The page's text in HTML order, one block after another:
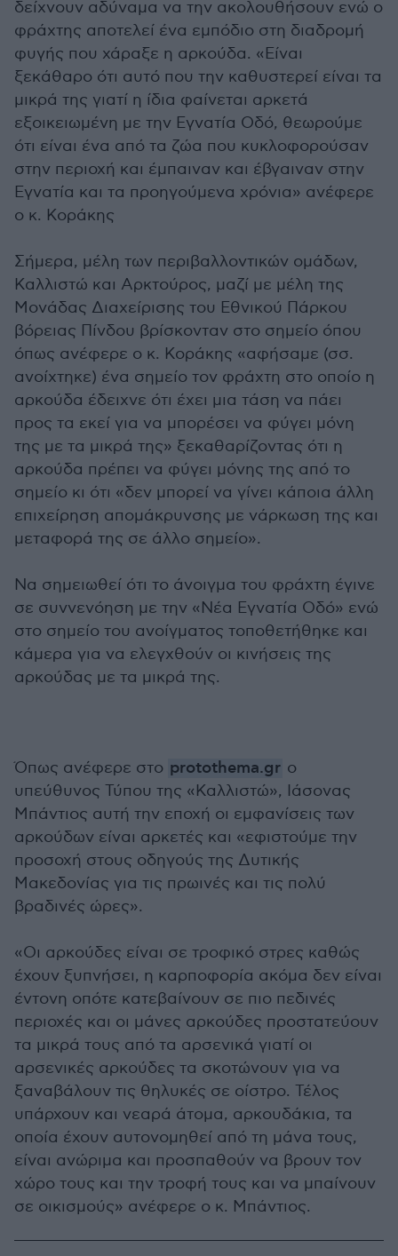
δείχνουν αδύναμα να την ακολουθήσουν ενώ ο
φράχτης αποτελεί ένα εμπόδιο στη διαδρομή
φυγής που χάραξε η αρκούδα. «Είναι
ξεκάθαρο ότι αυτό που την καθυστερεί είναι τα
μικρά της γιατί η ίδια φαίνεται αρκετά
εξοικειωμένη με την Εγνατία Οδό, θεωρούμε
ότι είναι ένα από τα ζώα που κυκλοφορούσαν
στην περιοχή και έμπαιναν και έβγαιναν στην
Εγνατία και τα προηγούμενα χρόνια» ανέφερε
ο κ. Κοράκης
Σήμερα, μέλη των περιβαλλοντικών ομάδων,
Καλλιστώ και Αρκτούρος, μαζί με μέλη της
Μονάδας Διαχείρισης του Εθνικού Πάρκου
βόρειας Πίνδου βρίσκονταν στο σημείο όπου
όπως ανέφερε ο κ. Κοράκης «αφήσαμε (σσ.
ανοίχτηκε) ένα σημείο τον φράχτη στο οποίο η
αρκούδα έδειχνε ότι έχει μια τάση να πάει
προς τα εκεί για να μπορέσει να φύγει μόνη
της με τα μικρά της» ξεκαθαρίζοντας ότι η
αρκούδα πρέπει να φύγει μόνης της από το
σημείο κι ότι «δεν μπορεί να γίνει κάποια άλλη
επιχείρηση απομάκρυνσης με νάρκωση της και
μεταφορά της σε άλλο σημείο».
Να σημειωθεί ότι το άνοιγμα του φράχτη έγινε
σε συννενόηση με την «Νέα Εγνατία Οδό» ενώ
στο σημείο του ανοίγματος τοποθετήθηκε και
κάμερα για να ελεγχθούν οι κινήσεις της
αρκούδας με τα μικρά της.
Όπως ανέφερε στο protothema.gr ο
υπεύθυνος Τύπου της «Καλλιστώ», Ιάσονας
Μπάντιος αυτή την εποχή οι εμφανίσεις των
αρκούδων είναι αρκετές και «εφιστούμε την
προσοχή στους οδηγούς της Δυτικής
Μακεδονίας για τις πρωινές και τις πολύ
βραδινές ώρες».
«Οι αρκούδες είναι σε τροφικό στρες καθώς
έχουν ξυπνήσει, η καρποφορία ακόμα δεν είναι
έντονη οπότε κατεβαίνουν σε πιο πεδινές
περιοχές και οι μάνες αρκούδες προστατεύουν
τα μικρά τους από τα αρσενικά γιατί οι
αρσενικές αρκούδες τα σκοτώνουν για να
ξαναβάλουν τις θηλυκές σε οίστρο. Τέλος
υπάρχουν και νεαρά άτομα, αρκουδάκια, τα
οποία έχουν αυτονομηθεί από τη μάνα τους,
είναι ανώριμα και προσπαθούν να βρουν τον
χώρο τους και την τροφή τους και να μπαίνουν
σε οικισμούς» ανέφερε ο κ. Μπάντιος.